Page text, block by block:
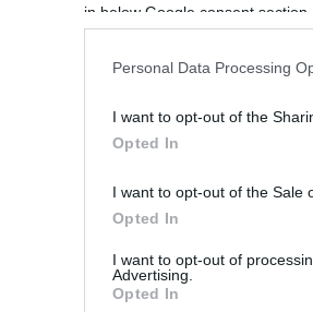
in below Google consent section.
Personal Data Processing
I want to opt-out of the
Opted In
I want to opt-out of the Sale
Opted In
I want to opt-out of
Advertising.
Opted In
új klipje egy tiszta üzenet Justin